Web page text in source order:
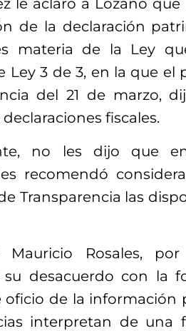
le aclaró a Lozano
de la declaración
materia de la Ley
Ley 3 de 3, en la que el
del 21 de marzo,
fiscales.
no les dijo que
recomendó
Transparencia las
Mauricio Rosales,
su desacuerdo con la
oficio de la información
interpretan de una